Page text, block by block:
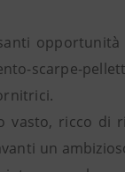
scarpe-
vasto, ricco
un